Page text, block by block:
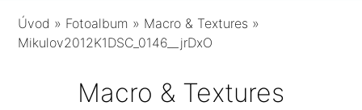
Úvod » Fotoalbum » Macro & Textures »
Mikulov2012K1DSC_0146__jrDxO
Macro & Textures